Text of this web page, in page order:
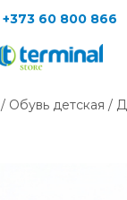
+373 60 800 866
/ Обувь детская /